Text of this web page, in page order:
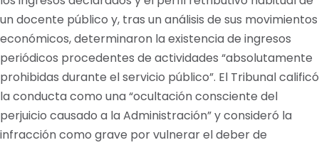
un docente público y, tras un análisis de sus movimientos
económicos, determinaron la existencia de ingresos
periódicos procedentes de actividades “absolutamente
prohibidas durante el servicio público”. El Tribunal calificó
la conducta como una “ocultación consciente del
perjuicio causado a la Administración” y consideró la
infracción como grave por vulnerar el deber de